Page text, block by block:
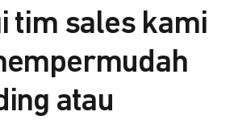
tim sales kami
atau